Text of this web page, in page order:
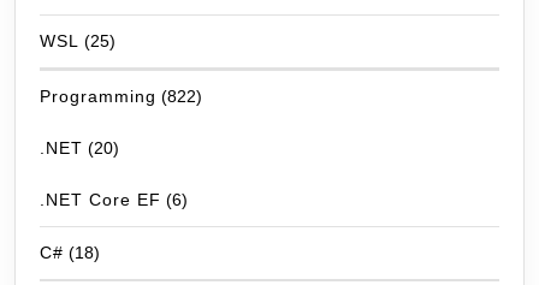
WSL (25)
Programming (822)
.NET (20)
.NET Core EF (6)
C# (18)